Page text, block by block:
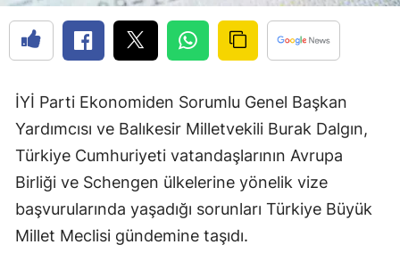
İYİ Parti Ekonomiden Sorumlu Genel Başkan
Yardımcısı ve Balıkesir Milletvekili Burak Dalgın,
Türkiye Cumhuriyeti vatandaşlarının Avrupa
Birliği ve Schengen ülkelerine yönelik vize
başvurularında yaşadığı sorunları Türkiye Büyük
Millet Meclisi gündemine taşıdı.